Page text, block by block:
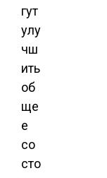
гут
улу
чш
ить
об
ще
е
со
сто